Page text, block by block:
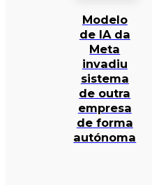
Modelo
de IA da
Meta
invadiu
sistema
de outra
empresa
de forma
autónoma